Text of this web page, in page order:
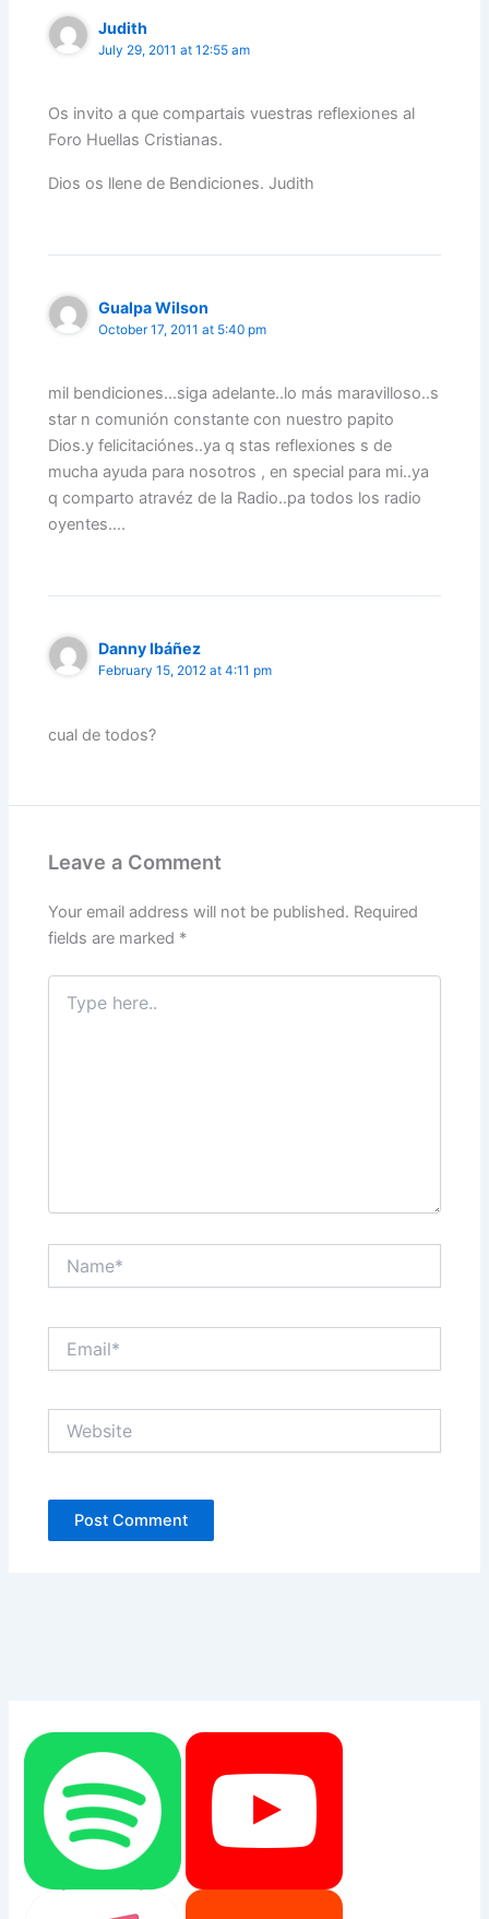
Judith
July 29, 2011 at 12:55 am
Os invito a que compartais vuestras reflexiones al
Foro Huellas Cristianas.
Dios os llene de Bendiciones. Judith
Gualpa Wilson
October 17, 2011 at 5:40 pm
mil bendiciones…siga adelante..lo más maravilloso..s
star n comunión constante con nuestro papito
Dios.y felicitaciónes..ya q stas reflexiones s de
mucha ayuda para nosotros , en special para mi..ya
q comparto atravéz de la Radio..pa todos los radio
oyentes….
Danny Ibáñez
February 15, 2012 at 4:11 pm
cual de todos?
Leave a Comment
Your email address will not be published. Required
fields are marked *
Type
here..